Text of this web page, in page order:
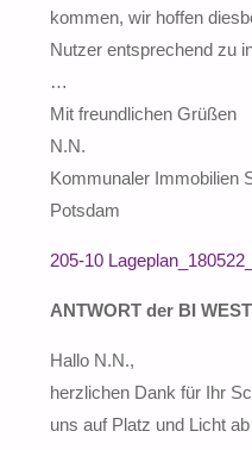
kommen, wir hoffen
Nutzer entsprechend zu
…
Mit freundlichen Grüßen
N.N.
Kommunaler Immobilien
Potsdam
205-10
ANTWORT der BI
Hallo N.N.,
herzlichen Dank für Ihr
uns auf Platz und Licht